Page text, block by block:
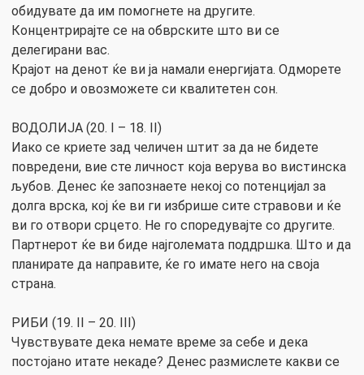
обидувате да им помогнете на другите.
Концентрирајте се на обврските што ви се
делегирани вас.
Крајот на денот ќе ви ја намали енергијата. Одморете
се добро и овозможете си квалитетен сон.
ВОДОЛИЈА (20. I – 18. II)
Иако се криете зад челичен штит за да не бидете
повредени, вие сте личност која верува во вистинска
љубов. Денес ќе запознаете некој со потенцијал за
долга врска, кој ќе ви ги избрише сите стравови и ќе
ви го отвори срцето. Не го споредувајте со другите.
Партнерот ќе ви биде најголемата поддршка. Што и да
планирате да направите, ќе го имате него на своја
страна.
РИБИ (19. II – 20. III)
Чувствувате дека немате време за себе и дека
постојано итате некаде? Денес размислете какви се